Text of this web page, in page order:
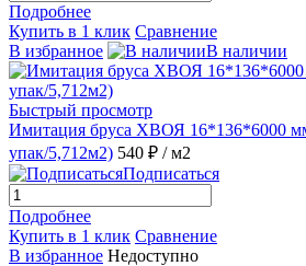
Подробнее
Купить в 1 клик Сравнение
В избранное
В наличии
Быстрый просмотр
Имитация бруса ХВОЯ 16*136*6000
упак/5,712м2) 540 ₽ / м2
Подписаться
Подробнее
Купить в 1 клик Сравнение
В избранное Недоступно